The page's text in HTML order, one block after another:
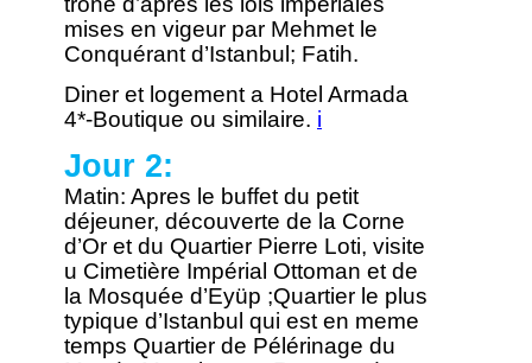
mises en vigeur par Mehmet le
Conquérant d’Istanbul; Fatih.
Diner et logement a Hotel Armada
4*-Boutique ou similaire. i
Jour 2:
Matin: Apres le buffet du petit
déjeuner, découverte de la Corne
d’Or et du Quartier Pierre Loti, visite
u Cimetière Impérial Ottoman et de
la Mosquée d’Eyüp ;Quartier le plus
typique d’Istanbul qui est en meme
temps Quartier de Pélérinage du